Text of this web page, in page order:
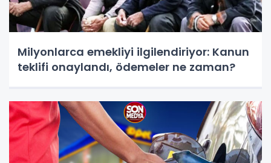
Milyonlarca emekliyi ilgilendiriyor: Kanun
teklifi onaylandı, ödemeler ne zaman?